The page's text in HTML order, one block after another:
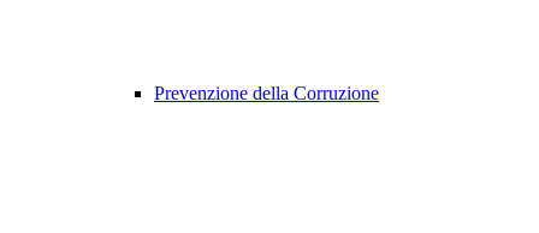
Prevenzione della Corruzione